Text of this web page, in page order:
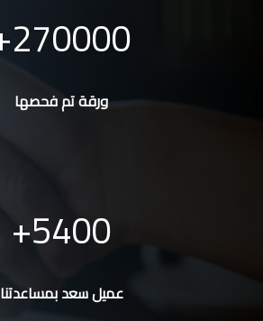
270000
ورقة تم فحصها
5400
عميل سعد بمساعدتنا